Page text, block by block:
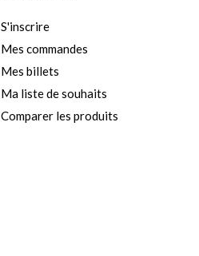
S'inscrire
Mes commandes
Mes billets
Ma liste de souhaits
Comparer les produits